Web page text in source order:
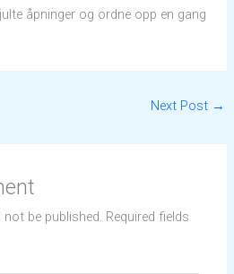
åpninger og ordne opp en gang
Next Post →
be published. Required fields